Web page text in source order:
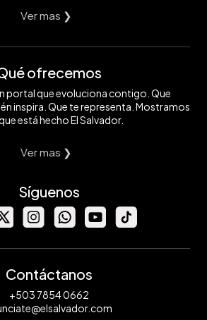
Ver mas ❯
ofrecemos
portal que evoluciona contigo. Que
inspira. Que te representa. Mostramos
está hecho El Salvador.
Ver mas ❯
Síguenos
Contáctanos
+503 7854 0662